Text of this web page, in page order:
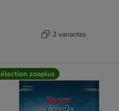
2 variantes
zooplus